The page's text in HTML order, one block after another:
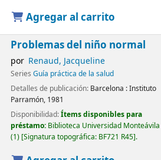
Agregar al carrito
Problemas del niño normal
por Renaud, Jacqueline
Series Guía práctica de la salud
Detalles de publicación: Barcelona :Instituto
Parramón, 1981
Disponibilidad:Ítems disponibles para
préstamo: Biblioteca Universidad Monteávila
(1) Signatura topográfica: BF721 R45 .